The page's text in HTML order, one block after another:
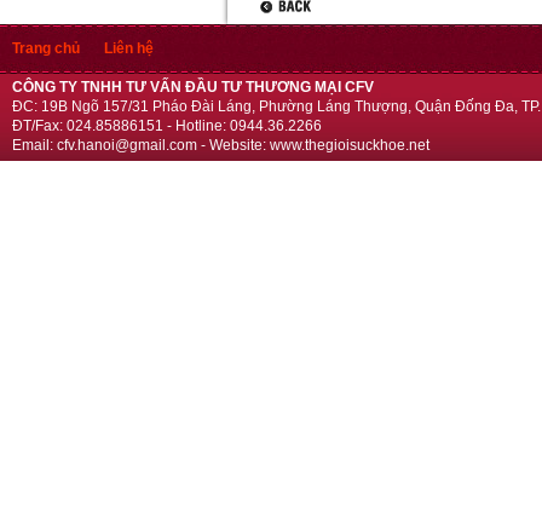
Trang chủ Liên hệ
CÔNG TY TNHH TƯ VẤN ĐẦU TƯ THƯƠNG MẠI CFV
ĐC: 19B Ngõ 157/31 Pháo Đài Láng, Phường Láng Thượng, Quận Đống Đa,
ĐT/Fax: 024.85886151 - Hotline: 0944.36.2266
Email: cfv.hanoi@gmail.com - Website: www.thegioisuckhoe.net